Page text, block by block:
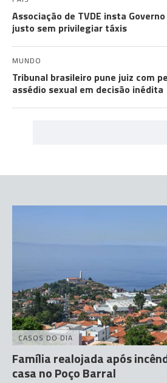
Associação de TVDE insta
justo sem privilegiar táxis
MUNDO
Tribunal brasileiro pune juiz com
assédio sexual em decisão inédita
CASOS DO DIA
Família realojada após
casa no Poço Barral